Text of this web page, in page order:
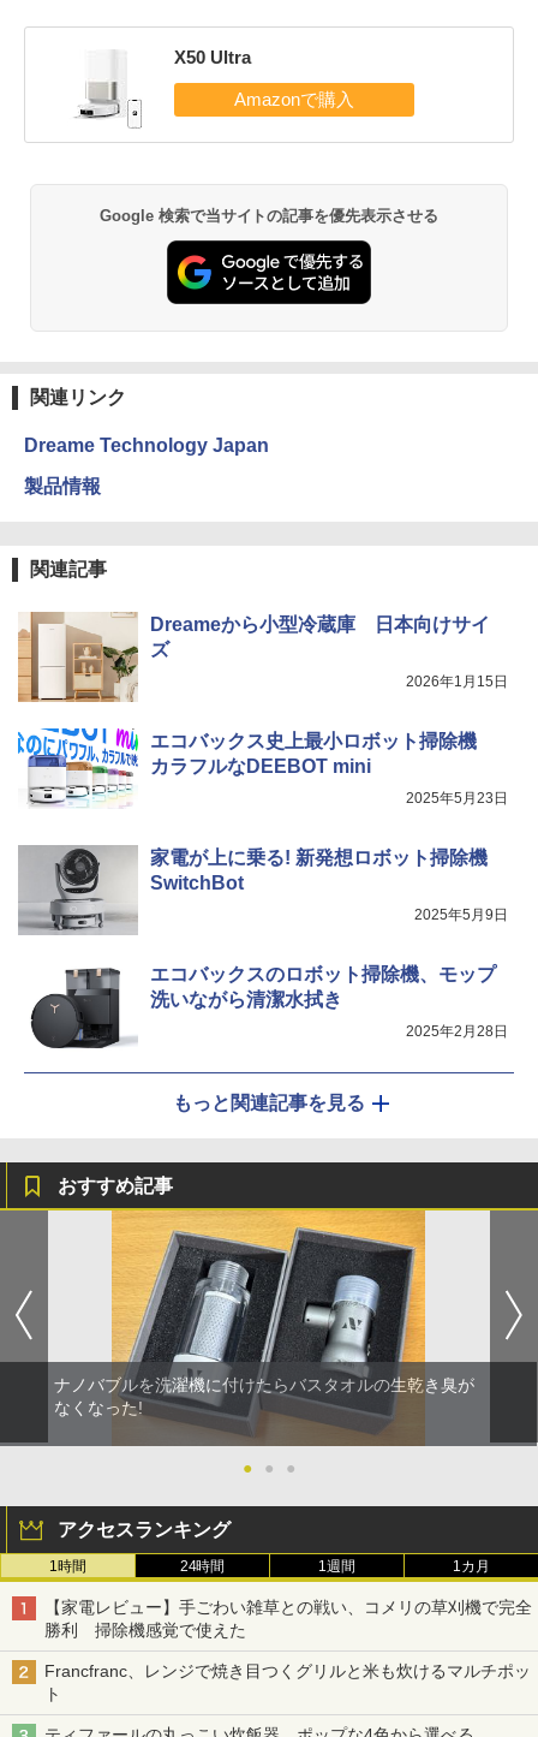
X50 Ultra
Google 検索で当サイトの記事を優先表示させる
関連リンク
Dreame Technology Japan
製品情報
関連記事
Dreameから小型冷蔵庫 日本向けサイ
ズ
2026年1月15日
エコバックス史上最小ロボット掃除機
カラフルなDEEBOT mini
2025年5月23日
家電が上に乗る! 新発想ロボット掃除機
SwitchBot
2025年5月9日
エコバックスのロボット掃除機、モップ
洗いながら清潔水拭き
2025年2月28日
もっと関連記事を見る
おすすめ記事
ナノバブルを洗濯機に付けたらバスタオルの生乾き臭が
なくなった!
● ● ●
アクセスランキング
1時間 24時間 1週間 1カ月
【家電レビュー】手ごわい雑草との戦い、コメリの草刈機で完全
勝利 掃除機感覚で使えた
Francfranc、レンジで焼き目つくグリルと米も炊けるマルチポッ
ト